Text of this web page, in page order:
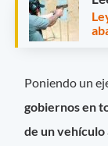
Poniendo un
gobiernos en
de un vehículo